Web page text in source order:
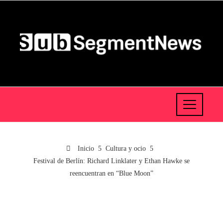
Inicio
Cultura y ocio
Festival de Berlín: Richard Linklater y Ethan Hawke se
reencuentran en “Blue Moon”